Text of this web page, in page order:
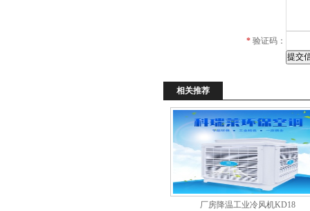
* 验证码：
相关推荐
厂房降温工业冷风机KD18